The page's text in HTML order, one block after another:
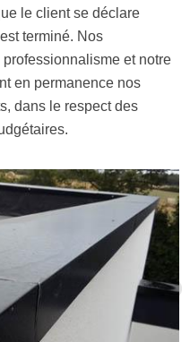
le client se déclare
terminé. Nos
et notre
en permanence nos
dans le respect des